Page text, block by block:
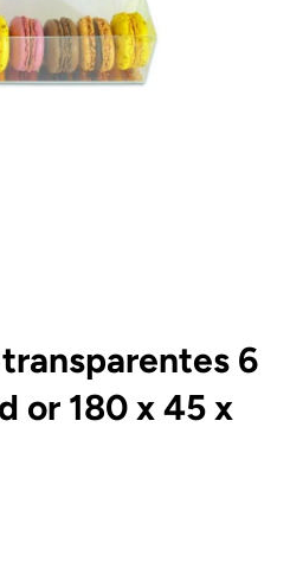
6
or 180 x 45 x